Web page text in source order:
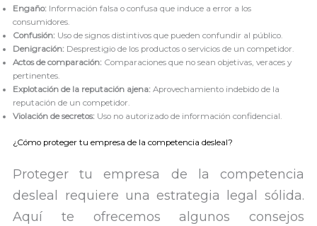
Engaño: Información falsa o confusa que induce a error a los
consumidores.
Confusión: Uso de signos distintivos que pueden confundir al público.
Denigración: Desprestigio de los productos o servicios de un competidor.
Actos de comparación: Comparaciones que no sean objetivas, veraces y
pertinentes.
Explotación de la reputación ajena: Aprovechamiento indebido de la
reputación de un competidor.
Violación de secretos: Uso no autorizado de información confidencial.
¿Cómo proteger tu empresa de la competencia desleal?
Proteger tu empresa de la competencia
desleal requiere una estrategia legal sólida.
Aquí te ofrecemos algunos consejos